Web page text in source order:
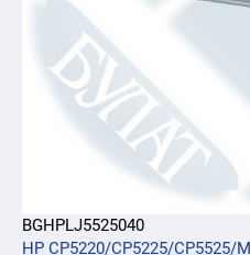
BGHPLJ5525040
HP CP5220/CP5225/CP5525/